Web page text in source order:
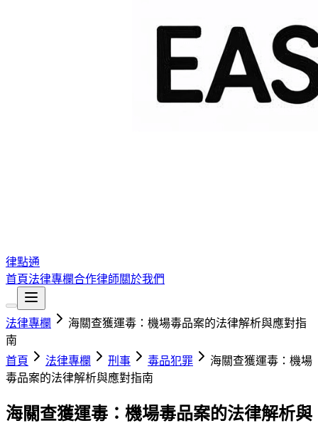
律點通
首頁法律專欄合作律師關於我們
法律專欄
海關查獲運毒：機場毒品案的法律解析與應對指
南
首頁
法律專欄 刑事 毒品犯罪
海關查獲運毒：機場
毒品案的法律解析與應對指南
海關查獲運毒：機場毒品案的法律解析與